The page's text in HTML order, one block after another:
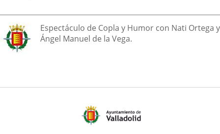
DescripciónEspectáculo de Copla y Humor con Nati Ortega y
Ángel Manuel de la Vega.